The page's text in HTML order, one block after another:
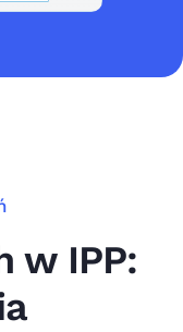
w IPP: